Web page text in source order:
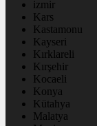
izmir
Kars
Kastamonu
Kayseri
Kırklareli
Kırşehir
Kocaeli
Konya
Kütahya
Malatya